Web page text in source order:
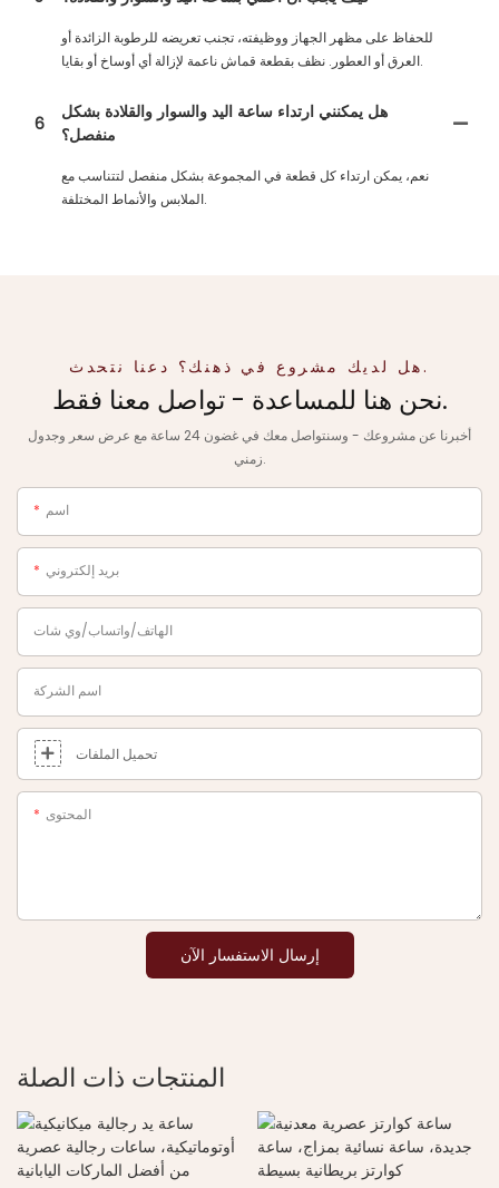
للحفاظ على مظهر الجهاز ووظيفته، تجنب تعريضه للرطوبة الزائدة أو
العرق أو العطور. نظف بقطعة قماش ناعمة لإزالة أي أوساخ أو بقايا.
6
هل يمكنني ارتداء ساعة اليد والسوار والقلادة بشكل
منفصل؟
نعم، يمكن ارتداء كل قطعة في المجموعة بشكل منفصل لتتناسب مع
الملابس والأنماط المختلفة.
هل لديك مشروع في ذهنك؟ دعنا نتحدث.
نحن هنا للمساعدة - تواصل معنا فقط.
أخبرنا عن مشروعك - وسنتواصل معك في غضون 24 ساعة مع عرض سعر وجدول
زمني.
اسم
بريد إلكتروني
الهاتف/واتساب/وي شات
اسم الشركة
تحميل الملفات
المحتوى
إرسال الاستفسار الآن
المنتجات ذات الصلة